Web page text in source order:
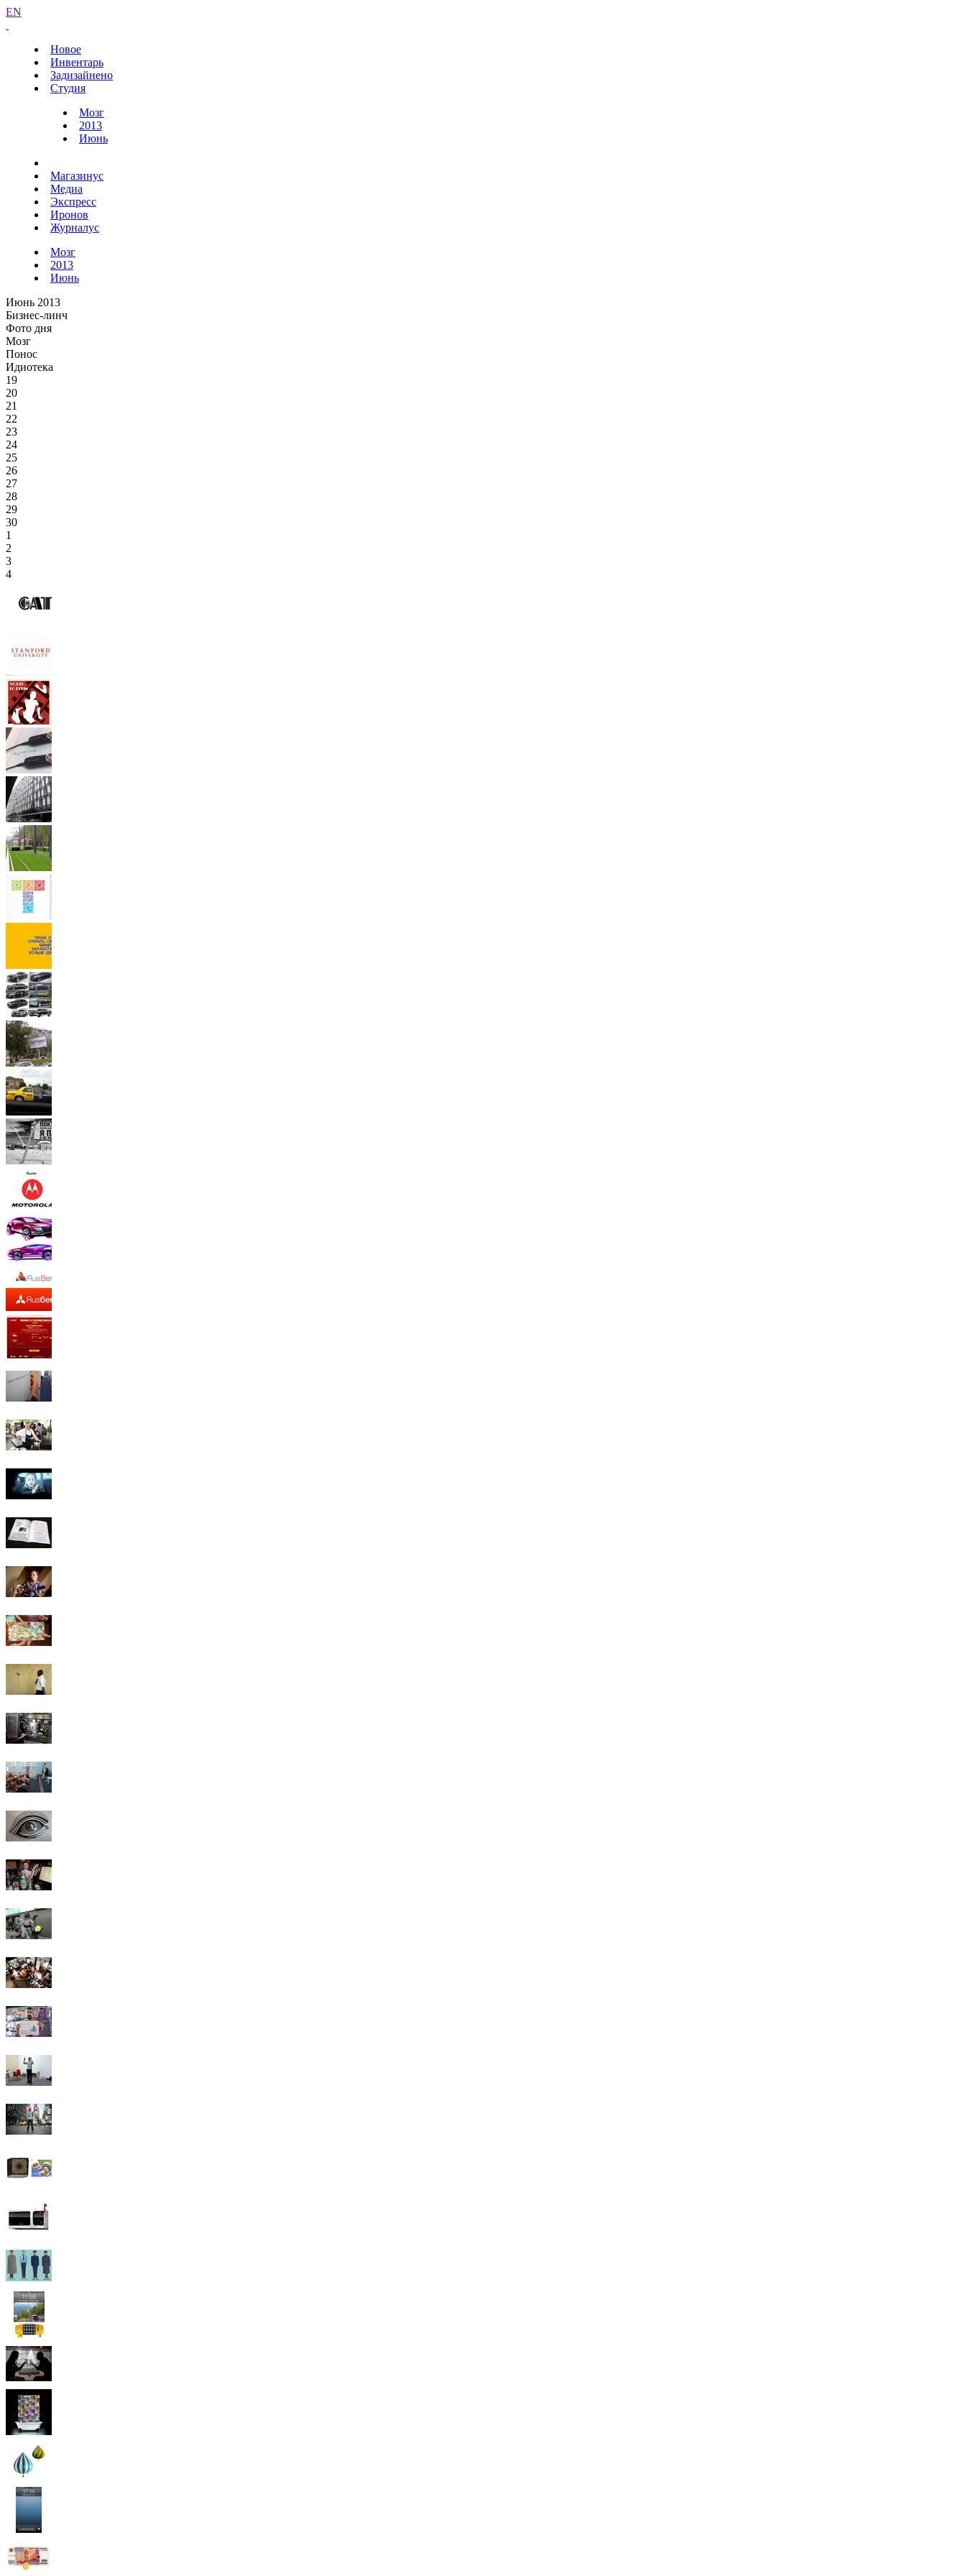
EN
Новое
Инвентарь
Задизайнено
Студия
Мозг
2013
Июнь
Магазинус
Медиа
Экспресс
Иронов
Журналус
Мозг
2013
Июнь
Июнь 2013
Бизнес-линч
Фото дня
Мозг
Понос
Идиотека
19
20
21
22
23
24
25
26
27
28
29
30
1
2
3
4